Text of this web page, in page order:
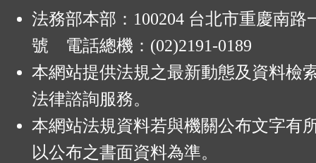
法務部本部：100204 台北市重慶南路
號 電話總機：(02)2191-0189
本網站提供法規之最新動態及資料檢
法律諮詢服務。
本網站法規資料若與機關公布文字有
以公布之書面資料為準。